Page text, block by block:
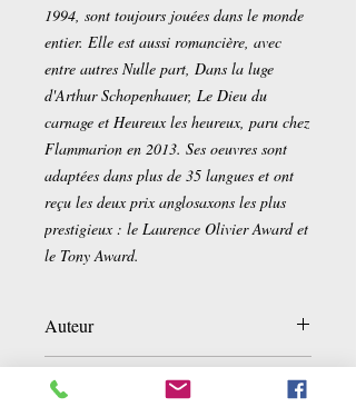
1994, sont toujours jouées dans le monde
entier. Elle est aussi romancière, avec
entre autres Nulle part, Dans la luge
d'Arthur Schopenhauer, Le Dieu du
carnage et Heureux les heureux, paru chez
Flammarion en 2013. Ses oeuvres sont
adaptées dans plus de 35 langues et ont
reçu les deux prix anglosaxons les plus
prestigieux : le Laurence Olivier Award et
le Tony Award.
Auteur
Yasmina Reza
Détails sur le produit